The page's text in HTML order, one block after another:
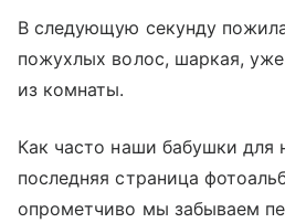
В следующую секунду
пожухлых волос, шаркая,
из комнаты.
Как часто наши бабушки для
последняя страница
опрометчиво мы забываем